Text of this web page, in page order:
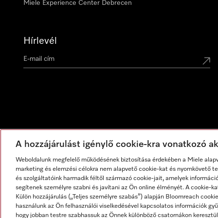
Miele Experience Center Debrecen
Hírlevél
A hozzájárulást igénylő cookie-kra vonatkozó
Weboldalunk megfelelő működésének biztosítása érdekében a Miele
marketing és elemzési célokra nem alapvető cookie-kat és nyomkövető
és szolgáltatóink harmadik féltől származó cookie-jait, amelyek
segítenek személyre szabni és javítani az Ön online élményét. A cookie-
Külön hozzájárulás („Teljes személyre szabás”) alapján Bloomreach
használunk az Ön felhasználói viselkedésével kapcsolatos információk
hogy jobban testre szabhassuk az Önnek különböző csatornákon